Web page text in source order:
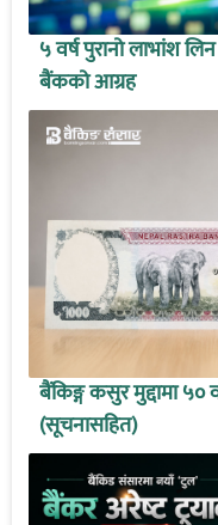
५ वर्ष पुरानो लाभांश
बैंकको आग्रह
बैंकिङ्ग कसुर मुद्दामा ५०
(सूचनासहित)